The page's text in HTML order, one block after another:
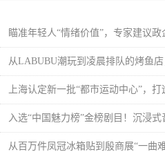
瞄准年轻人“情绪价值”，专家建议政
从LABUBU潮玩到凌晨排队的烤鱼
上海认定新一批“都市运动中心”，打
入选“中国魅力榜”金榜剧目！沉浸式
从百万件凤冠冰箱贴到殷商展“一曲难